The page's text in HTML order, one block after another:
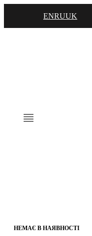
ENRUUK
НЕМАЄ В НАЯВНОСТІ